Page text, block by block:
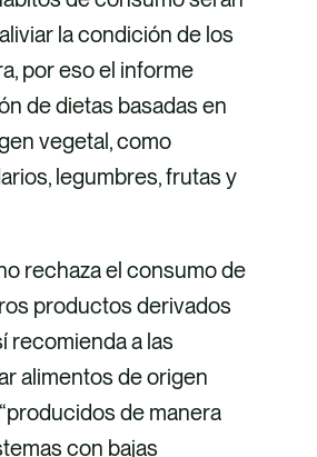
la condición de los
por eso el informe
de dietas basadas en
vegetal, como
legumbres, frutas y
rechaza el consumo de
productos derivados
recomienda a las
alimentos de origen
de manera
con bajas